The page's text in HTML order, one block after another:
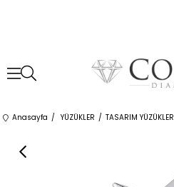
Anasayfa YÜZÜKLER TASARIM YÜZÜKLER